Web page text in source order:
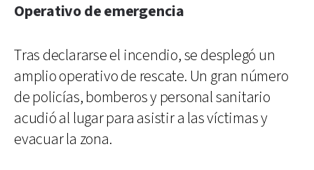
Operativo de emergencia
Tras declararse el incendio, se desplegó un
amplio operativo de rescate. Un gran número
de policías, bomberos y personal sanitario
acudió al lugar para asistir a las víctimas y
evacuar la zona.